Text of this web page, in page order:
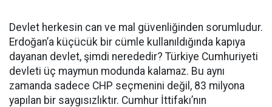
Devlet herkesin can ve mal güvenliğinden sorumludur.
Erdoğan’a küçücük bir cümle kullanıldığında kapıya
dayanan devlet, şimdi nerededir? Türkiye Cumhuriyeti
devleti üç maymun modunda kalamaz. Bu aynı
zamanda sadece CHP seçmenini değil, 83 milyona
yapılan bir saygısızlıktır. Cumhur İttifakı’nın